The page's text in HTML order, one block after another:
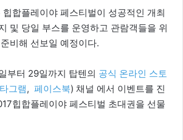
합플레이야 페스티벌이 성공적인 개최
및 당일 부스를 운영하고 관람객들을 위
비해 선보일 예정이다.
부터 29일까지 탑텐의 공식 온라인 스토
그램, 페이스북) 채널 에서 이벤트를 진
힙합플레이야 페스티벌 초대권을 선물